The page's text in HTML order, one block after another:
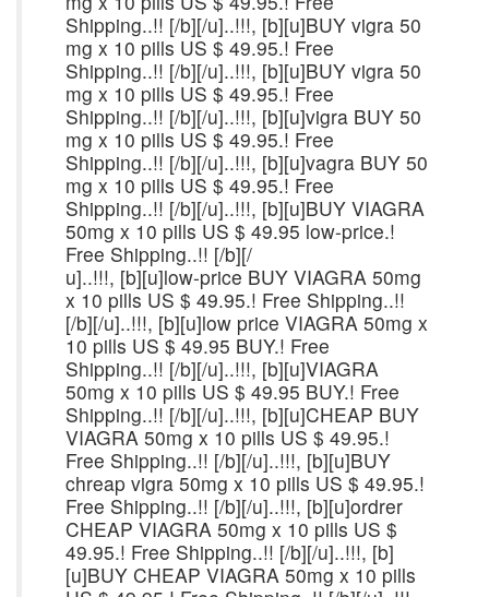
Shipping..!! [/b][/u]..!!!, [b][u]BUY vigra 50
mg x 10 pills US $ 49.95.! Free
Shipping..!! [/b][/u]..!!!, [b][u]BUY vigra 50
mg x 10 pills US $ 49.95.! Free
Shipping..!! [/b][/u]..!!!, [b][u]vigra BUY 50
mg x 10 pills US $ 49.95.! Free
Shipping..!! [/b][/u]..!!!, [b][u]vagra BUY 50
mg x 10 pills US $ 49.95.! Free
Shipping..!! [/b][/u]..!!!, [b][u]BUY VIAGRA
50mg x 10 pills US $ 49.95 low-price.!
Free Shipping..!! [/b][/
u]..!!!, [b][u]low-price BUY VIAGRA 50mg
x 10 pills US $ 49.95.! Free Shipping..!!
[/b][/u]..!!!, [b][u]low price VIAGRA 50mg x
10 pills US $ 49.95 BUY.! Free
Shipping..!! [/b][/u]..!!!, [b][u]VIAGRA
50mg x 10 pills US $ 49.95 BUY.! Free
Shipping..!! [/b][/u]..!!!, [b][u]CHEAP BUY
VIAGRA 50mg x 10 pills US $ 49.95.!
Free Shipping..!! [/b][/u]..!!!, [b][u]BUY
chreap vigra 50mg x 10 pills US $ 49.95.!
Free Shipping..!! [/b][/u]..!!!, [b][u]ordrer
CHEAP VIAGRA 50mg x 10 pills US $
49.95.! Free Shipping..!! [/b][/u]..!!!, [b]
[u]BUY CHEAP VIAGRA 50mg x 10 pills